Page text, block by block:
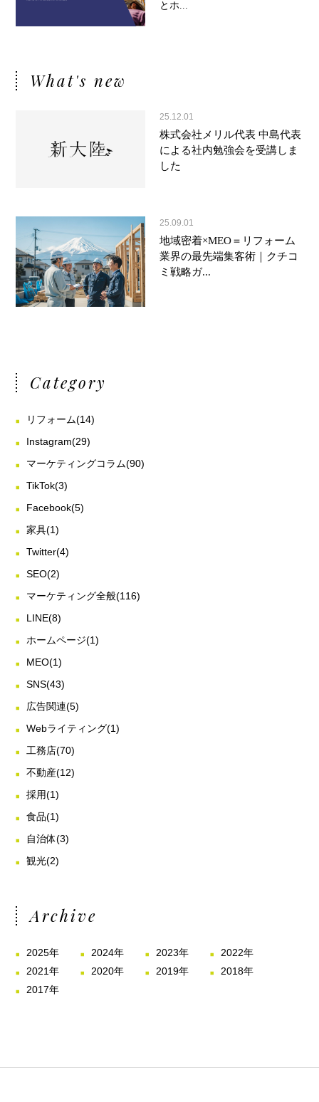
とホ...
What's new
25.12.01
株式会社メリル代表 中島代表
による社内勉強会を受講しま
した
25.09.01
地域密着×MEO＝リフォーム
業界の最先端集客術｜クチコ
ミ戦略ガ...
Category
リフォーム(14)
Instagram(29)
マーケティングコラム(90)
TikTok(3)
Facebook(5)
家具(1)
Twitter(4)
SEO(2)
マーケティング全般(116)
LINE(8)
ホームページ(1)
MEO(1)
SNS(43)
広告関連(5)
Webライティング(1)
工務店(70)
不動産(12)
採用(1)
食品(1)
自治体(3)
観光(2)
Archive
2025年 2024年 2023年
2022年
2021年
2020年 2019年
2018年
2017年